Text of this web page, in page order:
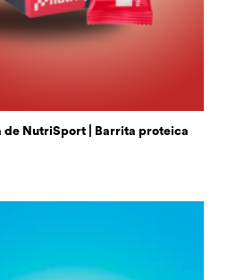
de NutriSport | Barrita proteica